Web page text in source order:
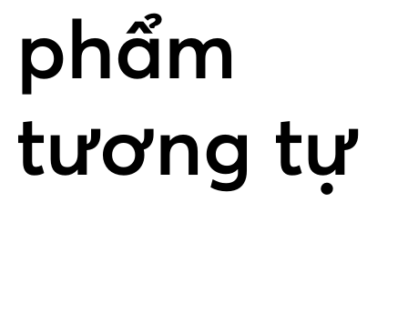
phẩm
tương tự